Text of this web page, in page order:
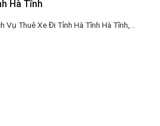
Hà Tĩnh
Vụ Thuê Xe Đi Tỉnh Hà Tĩnh Hà Tĩnh,...